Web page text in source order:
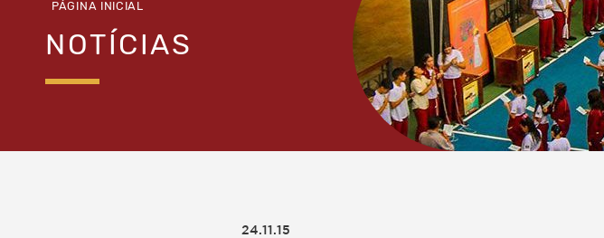
PÁGINA INICIAL
NOTÍCIAS
24.11.15